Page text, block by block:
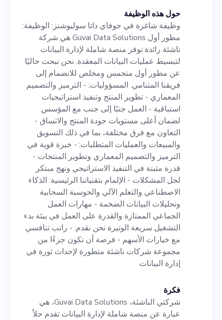
مع فرق مختلفة، بما في ذلك
التسويق والمبيعات والعمليات
المتطلبات: - خبرة قوية في
الترميز والتصميم المعماري
وتطوير المنتجات - قدرة مثبتة في
التنفيذ الاستراتيجي ونهج مبتكر
لحل المشكلات - الإلمام بتقنياتنا
الرئيسية: الذكاء الاصطناعي
والتعلم الآلي والحوسبة السحابية
وتحليلات البيانات الضخمة -
مهارات العمل الجماعي الممتازة
والقدرة على العمل في بيئة بدء
التشغيل سريعة الوتيرة نحن
نقدم: - راتب تنافسي مع خيارات
الأسهم - فرصة أن تكون جزءًا من
مجموعة شركات ناشئة متطورة
لإحداث ثورة في إدارة البيانات
حول هذه الوظيفة
وظيفة شاغرة في جوفاي داتا سوليوشنز: الوظيفة:
مطور أول Guvai Data Solutions هي شركة
ناشئة رائدة توفر منصة شاملة لإدارة البيانات
لتبسيط عمليات البيانات المعقدة. نحن نبحث حاليًا
عن مطور أول متحمس ومخلص للانضمام إلى
فريقنا المتنامي. المسؤوليات: - الترميز والتصميم
المعماري - تطوير المنتج وتنفيذ استراتيجيات
استباقية - العمل جنبًا إلى جنب مع المؤسس
لضمان أعلى مستويات جودة المنتج والاتساق -
التعاون مع فرق مختلفة، بما في ذلك التسويق
والمبيعات والعمليات المتطلبات: - خبرة قوية في
الترميز والتصميم المعماري وتطوير المنتجات -
قدرة مثبتة في التنفيذ الاستراتيجي ونهج مبتكر
لحل المشكلات - الإلمام بتقنياتنا الرئيسية: الذكاء
الاصطناعي والتعلم الآلي والحوسبة السحابية
وتحليلات البيانات الضخمة - مهارات العمل
الجماعي الممتازة والقدرة على العمل في بيئة بدء
التشغيل سريعة الوتيرة نحن نقدم: - راتب تنافسي
مع خيارات الأسهم - فرصة أن تكون جزءًا من
مجموعة شركات ناشئة متطورة لإحداث ثورة في
إدارة البيانات
فكرة
شركتي الناشئة، Guvai Data Solutions، هي
عبارة عن منصة شاملة لإدارة البيانات تقدم حلاً